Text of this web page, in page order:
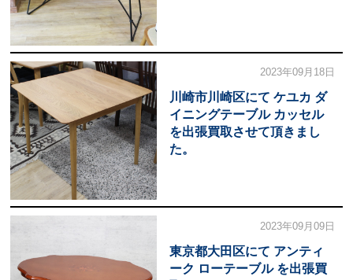
2023年09月18日
川崎市川崎区にて ケユカ ダ
イニングテーブル カッセル
を出張買取させて頂きまし
た。
2023年09月09日
東京都大田区にて アンティ
ーク ローテーブル を出張買